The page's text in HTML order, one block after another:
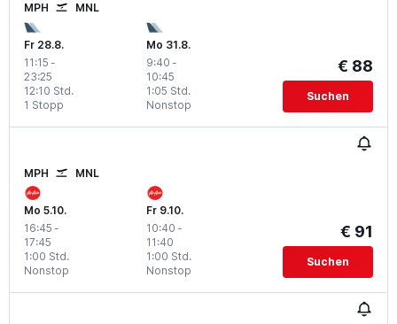
MPH MNL
Fr 28.8.
11:15 -
23:25
1 Stopp
12:10 Std.
Mo 31.8.
9:40 -
10:45
Nonstop
1:05 Std.
€ 88
Suchen
MPH MNL
Mo 5.10.
16:45 -
17:45
Nonstop
1:00 Std.
Fr 9.10.
10:40 -
11:40
Nonstop
1:00 Std.
€ 91
Suchen